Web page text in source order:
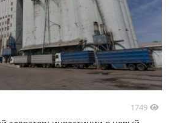
1749